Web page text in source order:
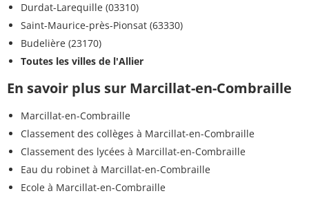
Durdat-Larequille (03310)
Saint-Maurice-près-Pionsat (63330)
Budelière (23170)
Toutes les villes de l'Allier
En savoir plus sur Marcillat-en-Combraille
Marcillat-en-Combraille
Classement des collèges à Marcillat-en-Combraille
Classement des lycées à Marcillat-en-Combraille
Eau du robinet à Marcillat-en-Combraille
Ecole à Marcillat-en-Combraille